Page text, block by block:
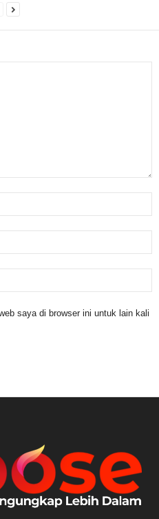
saya di browser ini untuk lain kali